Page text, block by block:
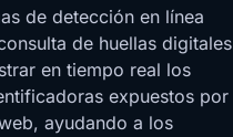
de detección en línea
de huellas digitales
en tiempo real los
expuestos por
ayudando a los